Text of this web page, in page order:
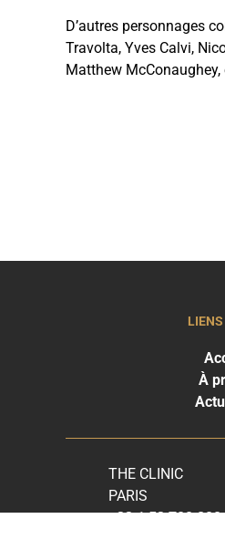
D’autres personnages
Travolta, Yves Calvi,
Matthew McConaughey,
À
THE CLINIC
PARIS
+33 1 53 700 800